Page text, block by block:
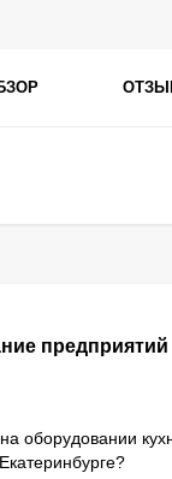
оборудовании